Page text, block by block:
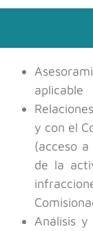
aplicable
y con el
(acceso
de la
Análisis